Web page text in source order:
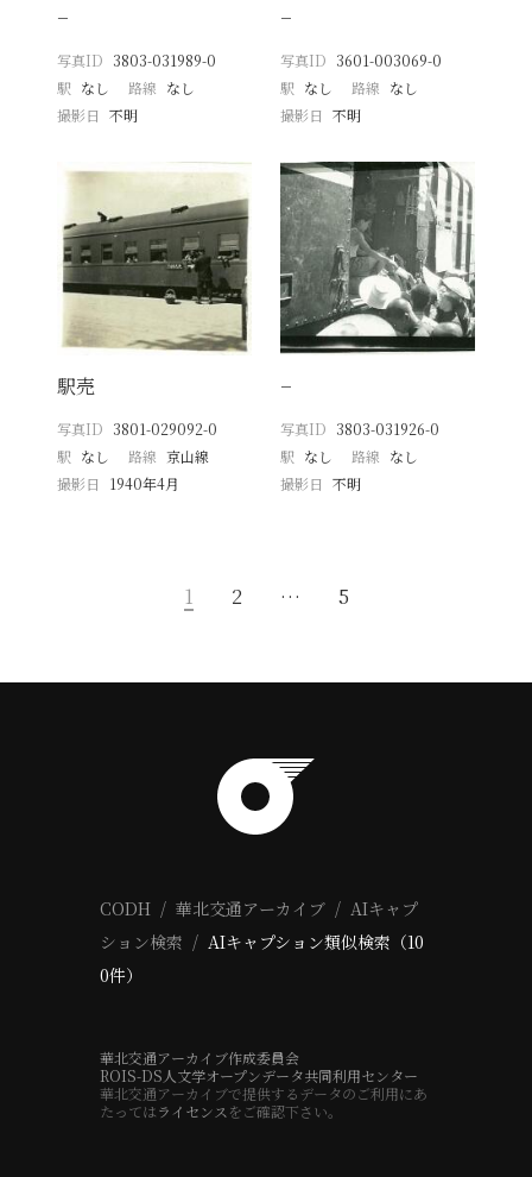
−
写真ID 3803-031989-0
駅 なし 路線 なし
撮影日
不明
−
写真ID 3601-003069-0
駅 なし 路線 なし
撮影日 不明
駅売
写真ID 3801-029092-0
駅 なし 路線 京山線
撮影日
1940年4月
−
写真ID 3803-031926-0
駅 なし 路線 なし
撮影日 不明
1 2 … 5
CODH 華北交通アーカイブ
AIキャプ
ション検索
AIキャプション類似検索（10
0件）
華北交通アーカイブ作成委員会
ROIS-DS人文学オープンデータ共同利用センター
華北交通アーカイブで提供するデータのご利用にあ
たってはライセンス をご確認下さい。